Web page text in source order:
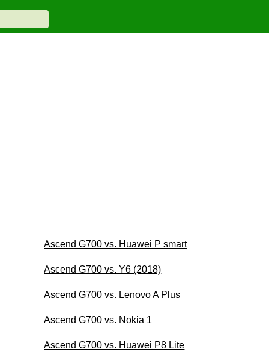
Ascend G700 vs. Huawei P smart
Ascend G700 vs. Y6 (2018)
Ascend G700 vs. Lenovo A Plus
Ascend G700 vs. Nokia 1
Ascend G700 vs. Huawei P8 Lite